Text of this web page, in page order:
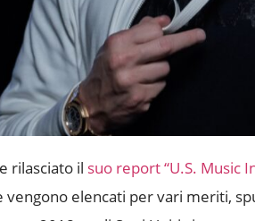
rilasciato il suo report “U.S. Music
elencati per vari meriti,